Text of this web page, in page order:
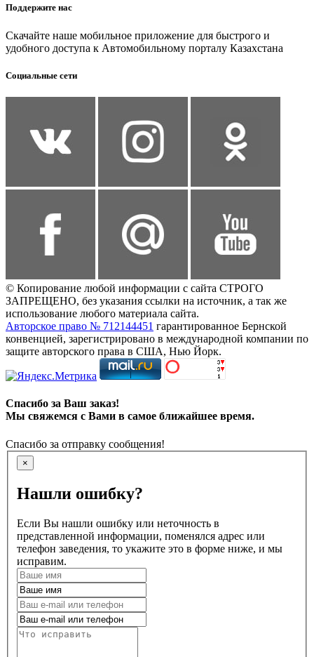
Поддержите нас
Скачайте наше мобильное приложение для быстрого и
удобного доступа к Автомобильному порталу Казахстана
Социальные сети
© Копирование любой информации с сайта СТРОГО
ЗАПРЕЩЕНО, без указания ссылки на источник, а так же
использование любого материала сайта.
Авторское право № 712144451 гарантированное Бернской
конвенцией, зарегистрировано в международной компании по
защите авторского права в США, Нью Йорк.
Спасибо за Ваш заказ!
Мы свяжемся с Вами в самое ближайшее время.
Спасибо за отправку сообщения!
×
Нашли ошибку?
Если Вы нашли ошибку или неточность в
представленной информации, поменялся адрес или
телефон заведения, то укажите это в форме ниже, и мы
исправим.